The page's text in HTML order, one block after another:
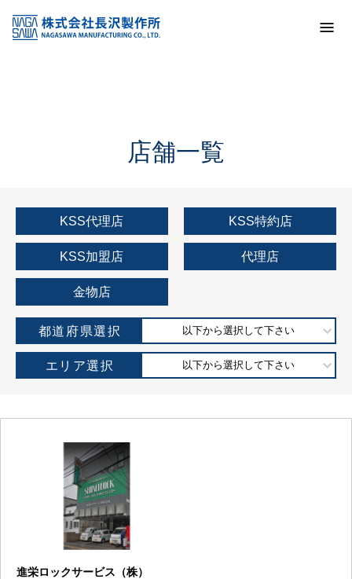
KSS加盟店・取扱店情報
店舗一覧
店舗一覧
KSS代理店 KSS特約店
KSS加盟店 代理店
金物店
都道府県選択 以下から選択して下さい
エリア選択 以下から選択して下さい
進栄ロックサービス（株）